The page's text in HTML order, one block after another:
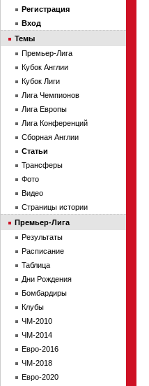
Регистрация
Вход
Темы
Премьер-Лига
Кубок Англии
Кубок Лиги
Лига Чемпионов
Лига Европы
Лига Конференций
Сборная Англии
Статьи
Трансферы
Фото
Видео
Страницы истории
Премьер-Лига
Результаты
Расписание
Таблица
Дни Рождения
Бомбардиры
Клубы
ЧМ-2010
ЧМ-2014
Евро-2016
ЧМ-2018
Евро-2020